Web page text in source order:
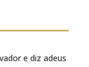
e diz adeus